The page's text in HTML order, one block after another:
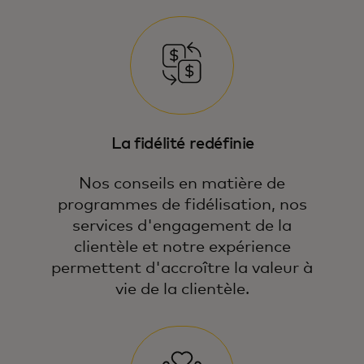
La fidélité redéfinie
Nos conseils en matière de
programmes de fidélisation, nos
services d'engagement de la
clientèle et notre expérience
permettent d'accroître la valeur à
vie de la clientèle.